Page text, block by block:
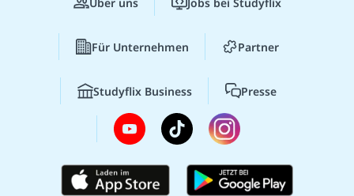
Für Unternehmen Partner
Studyflix Business Presse